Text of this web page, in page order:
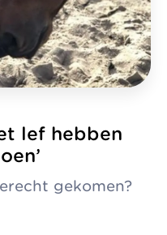
lef hebben
gekomen?